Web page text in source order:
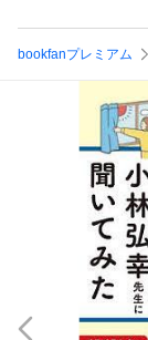
bookfanプレミアム